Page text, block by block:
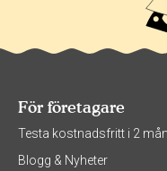
För företagare
Testa kostnadsfritt i 2
Blogg & Nyheter